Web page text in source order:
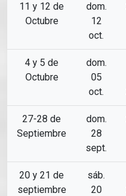
11 y 12 de
Octubre
dom.
12
oct.
4 y 5 de
Octubre
dom.
05
oct.
27-28 de
Septiembre
dom.
28
sept.
20 y 21 de
septiembre
sáb.
20